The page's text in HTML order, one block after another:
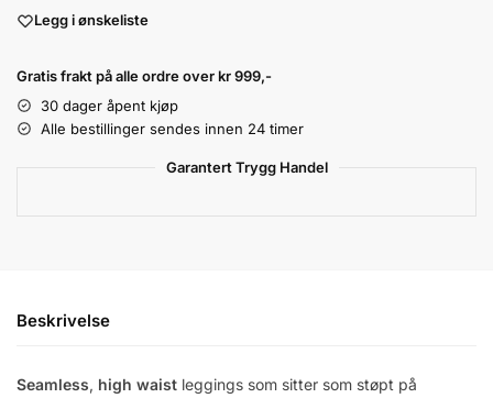
Legg i ønskeliste
Gratis frakt på alle ordre over kr 999,-
30 dager åpent kjøp
Alle bestillinger sendes innen 24 timer
Garantert Trygg Handel
Beskrivelse
Seamless, high waist leggings som sitter som støpt på